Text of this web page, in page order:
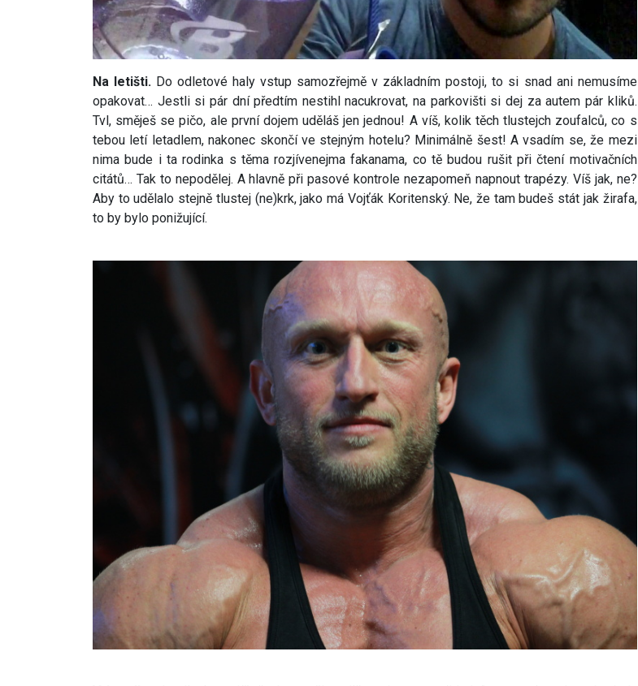
Na letišti. Do odletové haly vstup samozřejmě v základním postoji, to si snad ani nemusíme
opakovat… Jestli si pár dní předtím nestihl nacukrovat, na parkovišti si dej za autem pár kliků.
Tvl, směješ se pičo, ale první dojem uděláš jen jednou! A víš, kolik těch tlustejch zoufalců, co s
tebou letí letadlem, nakonec skončí ve stejným hotelu? Minimálně šest! A vsadím se, že mezi
nima bude i ta rodinka s těma rozjívenejma fakanama, co tě budou rušit při čtení motivačních
citátů… Tak to nepodělej. A hlavně při pasové kontrole nezapomeň napnout trapézy. Víš jak, ne?
Aby to udělalo stejně tlustej (ne)krk, jako má Vojťák Koritenský. Ne, že tam budeš stát jak žirafa,
to by bylo ponižující.